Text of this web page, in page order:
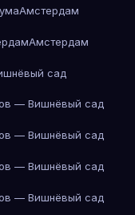
Амстердам
Амстердам
сад
— Вишнёвый сад
— Вишнёвый сад
— Вишнёвый сад
— Вишнёвый сад